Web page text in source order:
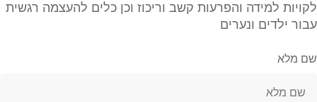
לקויות למידה והפרעות קשב וריכוז וכן כלים להעצמה רגשית
עבור ילדים ונערים
שם מלא